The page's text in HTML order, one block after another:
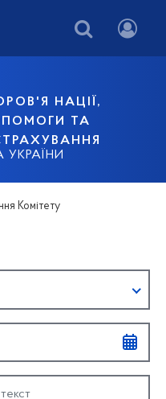
НАЦІЇ,
ТА
УКРАЇНИ
Комітету